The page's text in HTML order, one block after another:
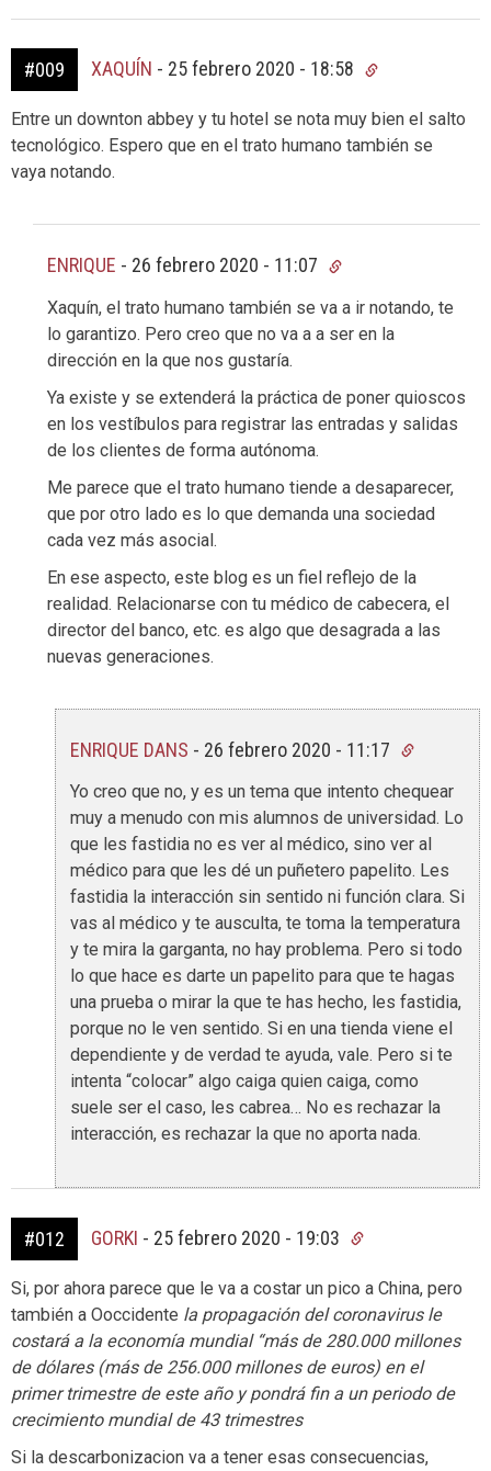
#009 XAQUÍN - 25 febrero 2020 - 18:58
Entre un downton abbey y tu hotel se nota muy bien el salto
tecnológico. Espero que en el trato humano también se
vaya notando.
ENRIQUE - 26 febrero 2020 - 11:07
Xaquín, el trato humano también se va a ir notando, te
lo garantizo. Pero creo que no va a a ser en la
dirección en la que nos gustaría.
Ya existe y se extenderá la práctica de poner quioscos
en los vestíbulos para registrar las entradas y salidas
de los clientes de forma autónoma.
Me parece que el trato humano tiende a desaparecer,
que por otro lado es lo que demanda una sociedad
cada vez más asocial.
En ese aspecto, este blog es un fiel reflejo de la
realidad. Relacionarse con tu médico de cabecera, el
director del banco, etc. es algo que desagrada a las
nuevas generaciones.
ENRIQUE DANS - 26 febrero 2020 - 11:17
Yo creo que no, y es un tema que intento chequear
muy a menudo con mis alumnos de universidad. Lo
que les fastidia no es ver al médico, sino ver al
médico para que les dé un puñetero papelito. Les
fastidia la interacción sin sentido ni función clara. Si
vas al médico y te ausculta, te toma la temperatura
y te mira la garganta, no hay problema. Pero si todo
lo que hace es darte un papelito para que te hagas
una prueba o mirar la que te has hecho, les fastidia,
porque no le ven sentido. Si en una tienda viene el
dependiente y de verdad te ayuda, vale. Pero si te
intenta “colocar” algo caiga quien caiga, como
suele ser el caso, les cabrea… No es rechazar la
interacción, es rechazar la que no aporta nada.
#012 GORKI - 25 febrero 2020 - 19:03
Si, por ahora parece que le va a costar un pico a China, pero
también a Ooccidente la propagación del coronavirus le
costará a la economía mundial “más de 280.000 millones
de dólares (más de 256.000 millones de euros) en el
primer trimestre de este año y pondrá fin a un periodo de
crecimiento mundial de 43 trimestres
Si la descarbonizacion va a tener esas consecuencias,